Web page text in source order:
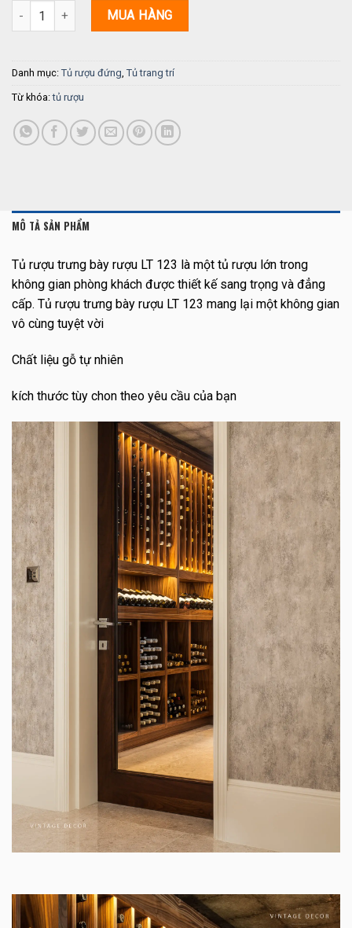
Tủ rượu trưng bày rượu LT 123 số lượng
MUA HÀNG
Danh mục: Tủ rượu đứng, Tủ trang trí
Từ khóa:tủ rượu
MÔ TẢ SẢN PHẨM
Tủ rượu trưng bày rượu LT 123 là một tủ rượu lớn trong
không gian phòng khách được thiết kế sang trọng và đẳng
cấp. Tủ rượu trưng bày rượu LT 123 mang lại một không gian
vô cùng tuyệt vời
Chất liệu gỗ tự nhiên
kích thước tùy chon theo yêu cầu của bạn